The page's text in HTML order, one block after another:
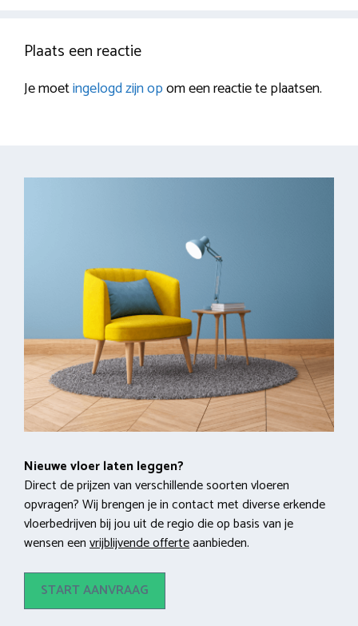
Plaats een reactie
Je moetingelogd zijn opom een reactie te plaatsen.
Nieuwe vloer laten leggen?
Direct de prijzen van verschillende soorten vloeren
opvragen? Wij brengen je in contact met diverse erkende
vloerbedrijven bij jou uit de regio die op basis van je
wensen eenvrijblijvende offerteaanbieden.
START AANVRAAG